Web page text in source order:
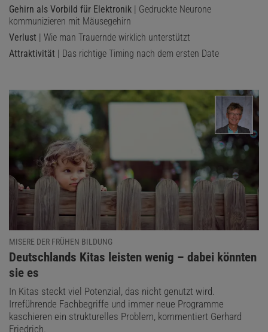
Gehirn als Vorbild für Elektronik
| Gedruckte Neurone
kommunizieren mit Mäusegehirn
Verlust | Wie man Trauernde wirklich unterstützt
Attraktivität | Das richtige Timing nach dem ersten Date
MISERE DER FRÜHEN BILDUNG
:
Deutschlands Kitas leisten wenig – dabei könnten
sie es
In Kitas steckt viel Potenzial, das nicht genutzt wird.
Irreführende Fachbegriffe und immer neue Programme
kaschieren ein strukturelles Problem, kommentiert Gerhard
Friedrich.